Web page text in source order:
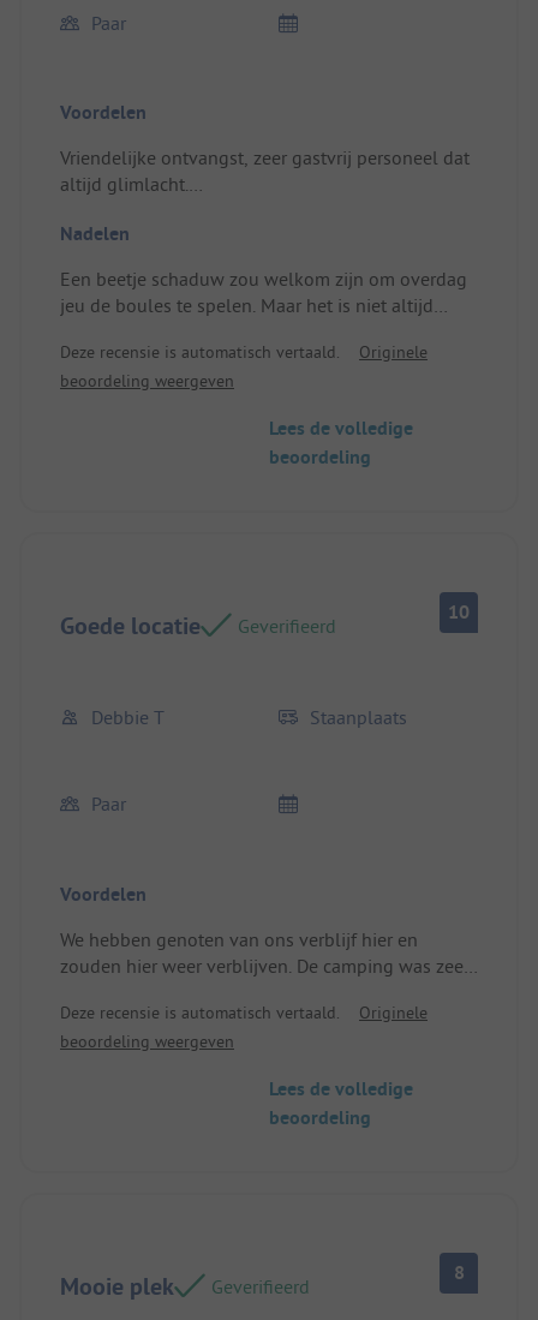
Paar
Voordelen
Vriendelijke ontvangst, zeer gastvrij personeel dat
altijd glimlacht.
Locatie/Huisvesting: Zeer goede prijs-
Nadelen
Een beetje schaduw zou welkom zijn om overdag
jeu de boules te spelen. Maar het is niet altijd
Deze recensie is automatisch vertaald.
Originele
beoordeling weergeven
Lees de volledige
beoordeling
Goede locatie Geverifieerd
10
Debbie T Staanplaats
Paar
Voordelen
We hebben genoten van ons verblijf hier en
zouden hier weer verblijven. De camping was zeer
schoon. Geweldig zwembad, ruime plekken en op
loopafstand van de stad met winkels en
kant van de brug dat geweldig is voor honden. We
hebben de snackbar niet gebruikt, maar hij zag er
Deze recensie is automatisch vertaald.
Originele
beoordeling weergeven
Lees de volledige
beoordeling
Mooie plek Geverifieerd
8